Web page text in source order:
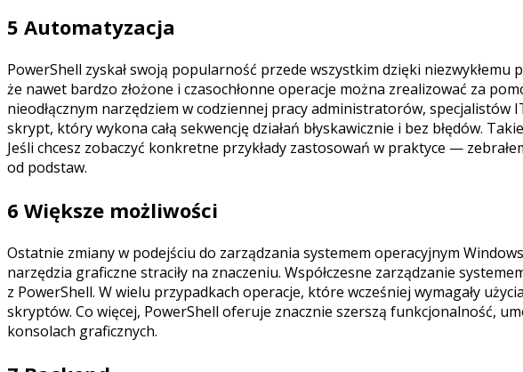
5 Automatyzacja
PowerShell zyskał swoją popularność przede wszystkim dzięki
że nawet bardzo złożone i czasochłonne operacje można zrealizować za
nieodłącznym narzędziem w codziennej pracy administratorów,
skrypt, który wykona całą sekwencję działań błyskawicznie i bez błędów.
Jeśli chcesz zobaczyć konkretne przykłady zastosowań w praktyce —
od podstaw.
6 Większe możliwości
Ostatnie zmiany w podejściu do zarządzania systemem operacyjnym
narzędzia graficzne straciły na znaczeniu. Współczesne zarządzanie
z PowerShell. W wielu przypadkach operacje, które wcześniej wymagały
skryptów. Co więcej, PowerShell oferuje znacznie szerszą funkcjonalność,
konsolach graficznych.